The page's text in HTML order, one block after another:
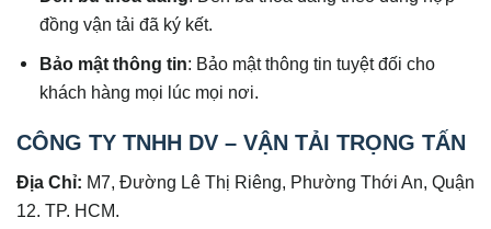
đồng vận tải đã ký kết.
Bảo mật thông tin: Bảo mật thông tin tuyệt đối cho
khách hàng mọi lúc mọi nơi.
CÔNG TY TNHH DV – VẬN TẢI TRỌNG TẤN
Địa Chỉ: M7, Đường Lê Thị Riêng, Phường Thới An, Quận
12. TP. HCM.